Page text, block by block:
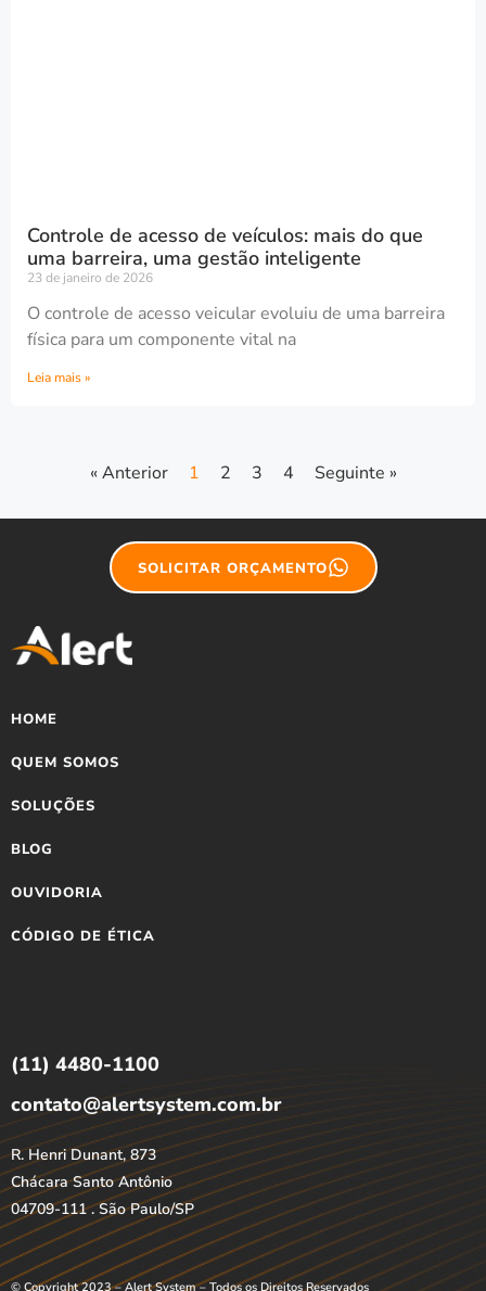
Controle de acesso de veículos: mais do que
uma barreira, uma gestão inteligente
23 de janeiro de 2026
O controle de acesso veicular evoluiu de uma barreira
física para um componente vital na
Leia mais »
« Anterior 1 2 3 4 Seguinte »
SOLICITAR ORÇAMENTO
HOME
QUEM SOMOS
SOLUÇÕES
BLOG
OUVIDORIA
CÓDIGO DE ÉTICA
(11) 4480-1100
contato@alertsystem.com.br
R. Henri Dunant, 873
Chácara Santo Antônio
04709-111 . São Paulo/SP
© Copyright 2023 – Alert System – Todos os Direitos Reservados